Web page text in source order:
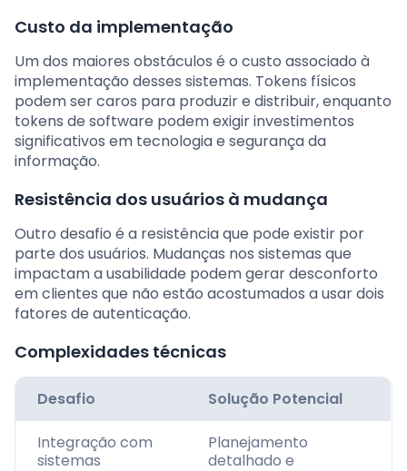
Custo da implementação
Um dos maiores obstáculos é o custo associado à
implementação desses sistemas. Tokens físicos
podem ser caros para produzir e distribuir, enquanto
tokens de software podem exigir investimentos
significativos em tecnologia e segurança da
informação.
Resistência dos usuários à mudança
Outro desafio é a resistência que pode existir por
parte dos usuários. Mudanças nos sistemas que
impactam a usabilidade podem gerar desconforto
em clientes que não estão acostumados a usar dois
fatores de autenticação.
Complexidades técnicas
Desafio Solução Potencial
Integração com
sistemas
Planejamento
detalhado e